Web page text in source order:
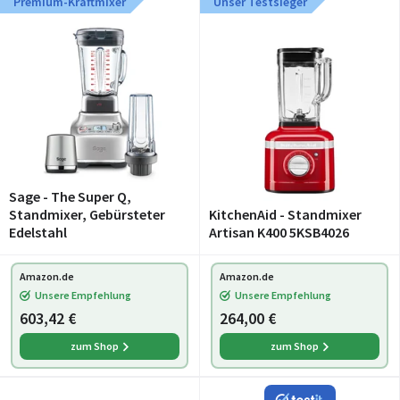
Sage - The Super Q,
Standmixer, Gebürsteter
Edelstahl
KitchenAid - Standmixer
Artisan K400 5KSB4026
Amazon.de
Unsere Empfehlung
603,42 €
zum Shop
Amazon.de
Unsere Empfehlung
264,00 €
zum Shop